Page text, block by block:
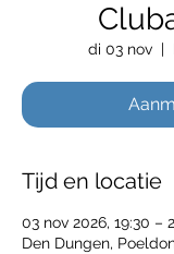
di 03 nov
  |
Tijd en locatie
03 nov 2026, 19:30 –
Den Dungen,